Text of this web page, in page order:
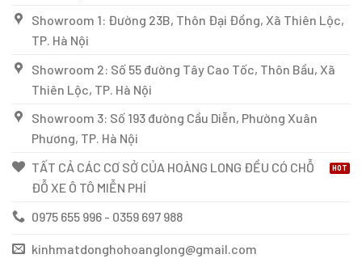
Showroom 1: Đường 23B, Thôn Đại Đồng, Xã Thiên Lộc,
TP. Hà Nội
Showroom 2: Số 55 đường Tây Cao Tốc, Thôn Bầu, Xã
Thiên Lộc, TP. Hà Nội
Showroom 3: Số 193 đường Cầu Diễn, Phường Xuân
Phương, TP. Hà Nội
TẤT CẢ CÁC CƠ SỞ CỦA HOÀNG LONG ĐỀU CÓ CHỖ
ĐỖ XE Ô TÔ MIỄN PHÍ
0975 655 996 - 0359 697 988
kinhmatdonghohoanglong@gmail.com